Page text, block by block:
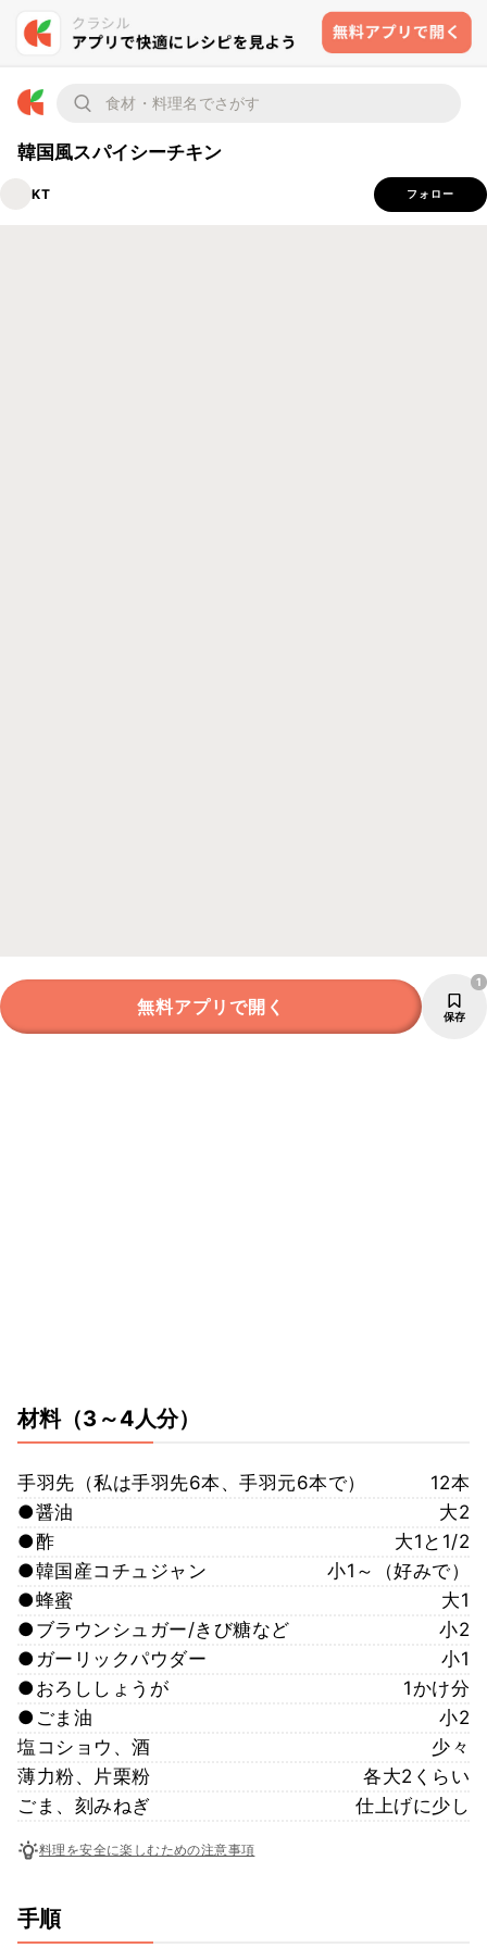
韓国風スパイシーチキン
KT フォロー
無料アプリで開く 保存
1
材料（3～4人分）
手羽先（私は手羽先6本、手羽元6本で）
12本
●醤油
大2
●酢
大1と1/2
●韓国産コチュジャン
小1～（好みで）
●蜂蜜
大1
●ブラウンシュガー/きび糖など
小2
●ガーリックパウダー
小1
●おろししょうが
1かけ分
●ごま油
小2
塩コショウ、酒
少々
薄力粉、片栗粉
各大2くらい
ごま、刻みねぎ
仕上げに少し
料理を安全に楽しむための注意事項
手順